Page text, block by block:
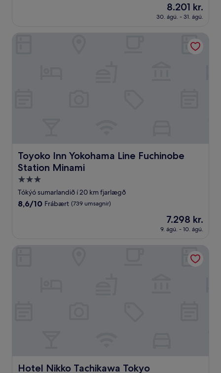
(1.002
Verðið
er
8.201 kr.
8.201 kr.
30. ágú. - 31. ágú.
Toyoko Inn Yokohama Line Fuchinobe
Station Minami
Toyoko Inn Yokohama Line Fuchinobe Station Minami
3.0
stjörnu
gististaður
Tókýó sumarlandið í 20 km fjarlægð
8.6
umsagnir)
8,6/10 Frábært (739 umsagnir)
Verðið
er
7.298 kr.
7.298 kr.
9. ágú. - 10. ágú.
Toyoko Inn Yokohama Line Fuchinobe Station Minami
Hotel Nikko Tachikawa Tokyo
Hotel Nikko Tachikawa Tokyo